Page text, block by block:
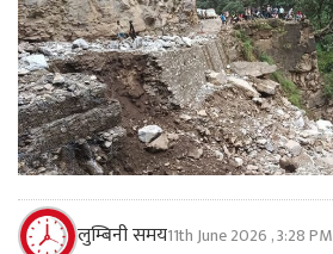
लुम्बिनी समय11th June 2026 , 3:28 PM